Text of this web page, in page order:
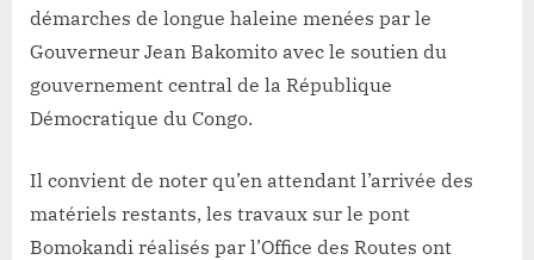
démarches de longue haleine menées par le
Gouverneur Jean Bakomito avec le soutien du
gouvernement central de la République
Démocratique du Congo.
Il convient de noter qu’en attendant l’arrivée des
matériels restants, les travaux sur le pont
Bomokandi réalisés par l’Office des Routes ont